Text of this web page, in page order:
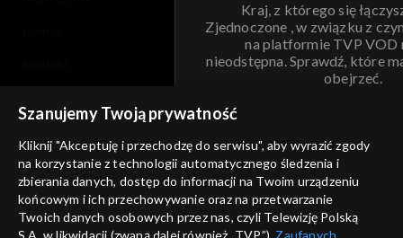
Kraj, z którego się
Zjednoczone , w związku z
na platformie TVP VOD
nieodstępna. Sprawdź, które
obejrzeć.
ANULUJ
informacje o dostawcy usług
Szanujemy Twoją prywatność
Kliknij "Akceptuję i przechodzę do serwisu", aby wyrazić zgody
na korzystanie z technologii automatycznego śledzenia i
zbierania danych, dostęp do informacji na Twoim urządzeniu
końcowym i ich przechowywanie oraz na przetwarzanie
Twoich danych osobowych przez nas, czyli Telewizję Polską
S.A. w likwidacji (zwaną dalej również „TVP”), Zaufanych